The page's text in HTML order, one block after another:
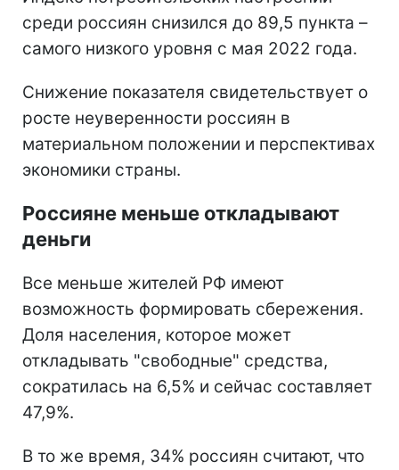
среди россиян снизился до 89,5 пункта –
самого низкого уровня с мая 2022 года.
Снижение показателя свидетельствует о
росте неуверенности россиян в
материальном положении и перспективах
экономики страны.
Россияне меньше откладывают
деньги
Все меньше жителей РФ имеют
возможность формировать сбережения.
Доля населения, которое может
откладывать "свободные" средства,
сократилась на 6,5% и сейчас составляет
47,9%.
В то же время, 34% россиян считают, что